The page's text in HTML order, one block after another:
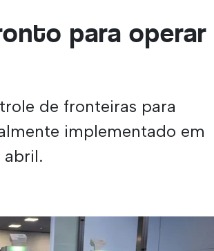
para operar
de fronteiras para
implementado em
abril.